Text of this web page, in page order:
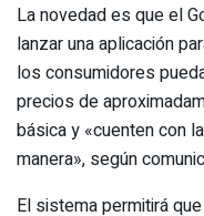
La novedad es que el
lanzar una aplicación
los consumidores
precios de
básica y «cuenten con
manera», según
El sistema permitirá